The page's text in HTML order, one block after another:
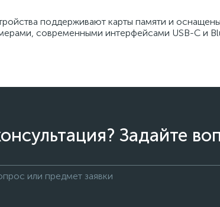
поддерживают карты памяти и
современными интерфейсами USB-C и
Задайте